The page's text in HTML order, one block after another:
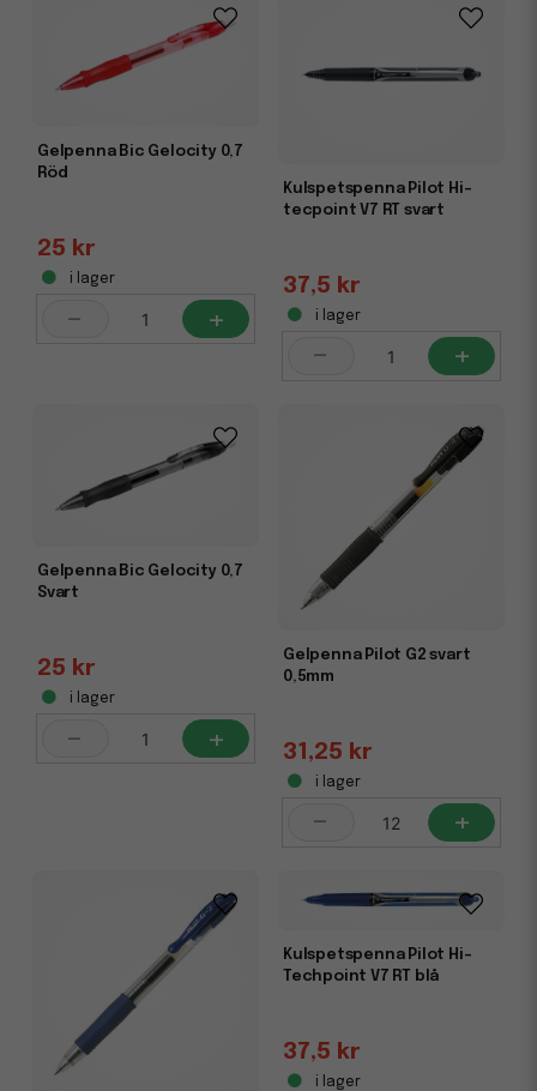
Vill du variera skrivupplevelsen? Utforska även våra
kulspetspennor.
Gelpenna Bic Gelocity 0,7
Röd
25 kr
i lager
- +
Kulspetspenna Pilot Hi-
tecpoint V7 RT svart
37,5 kr
i lager
- +
Gelpenna Bic Gelocity 0,7
Svart
25 kr
i lager
- +
Gelpenna Pilot G2 svart
0,5mm
31,25 kr
i lager
- +
Kulspetspenna Pilot Hi-
Techpoint V7 RT blå
37,5 kr
i lager